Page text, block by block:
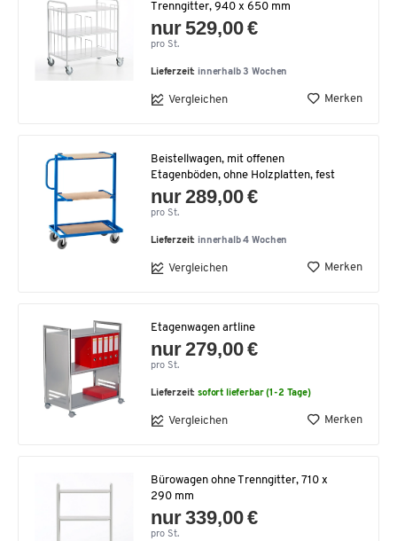
Trenngitter, 940 x 650 mm
nur 529,00 €
pro St.
Lieferzeit: innerhalb 3 Wochen
Vergleichen Merken
Beistellwagen, mit offenen
Etagenböden, ohne Holzplatten, fest
nur 289,00 €
pro St.
Lieferzeit: innerhalb 4 Wochen
Vergleichen Merken
Etagenwagen artline
nur 279,00 €
pro St.
Lieferzeit:sofort lieferbar (1-2 Tage)
Vergleichen Merken
Bürowagen ohne Trenngitter, 710 x
290 mm
nur 339,00 €
pro St.